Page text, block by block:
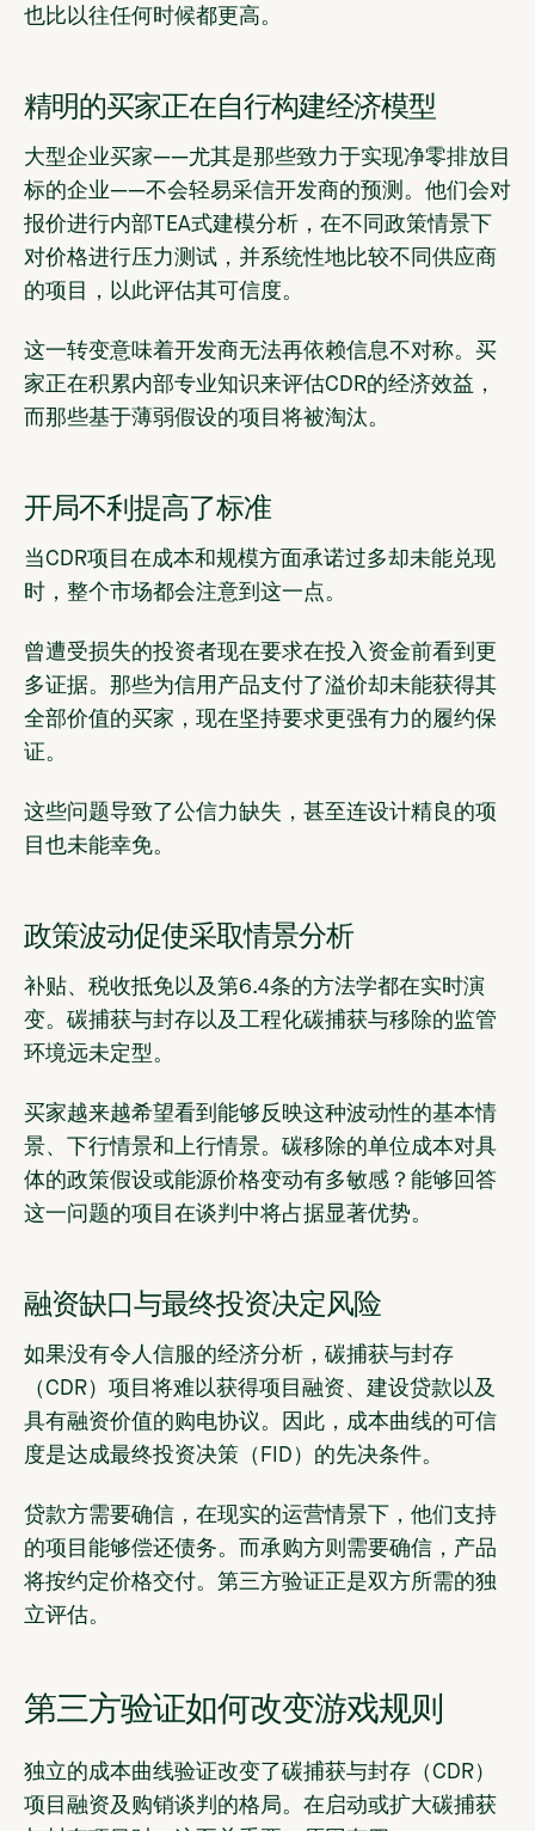
也比以往任何时候都更高。
精明的买家正在自行构建经济模型
大型企业买家——尤其是那些致力于实现净零排放目
标的企业——不会轻易采信开发商的预测。他们会对
报价进行内部TEA式建模分析，在不同政策情景下
对价格进行压力测试，并系统性地比较不同供应商
的项目，以此评估其可信度。
这一转变意味着开发商无法再依赖信息不对称。买
家正在积累内部专业知识来评估CDR的经济效益，
而那些基于薄弱假设的项目将被淘汰。
开局不利提高了标准
当CDR项目在成本和规模方面承诺过多却未能兑现
时，整个市场都会注意到这一点。
曾遭受损失的投资者现在要求在投入资金前看到更
多证据。那些为信用产品支付了溢价却未能获得其
全部价值的买家，现在坚持要求更强有力的履约保
证。
这些问题导致了公信力缺失，甚至连设计精良的项
目也未能幸免。
政策波动促使采取情景分析
补贴、税收抵免以及第6.4条的方法学都在实时演
变。碳捕获与封存以及工程化碳捕获与移除的监管
环境远未定型。
买家越来越希望看到能够反映这种波动性的基本情
景、下行情景和上行情景。碳移除的单位成本对具
体的政策假设或能源价格变动有多敏感？能够回答
这一问题的项目在谈判中将占据显著优势。
融资缺口与最终投资决定风险
如果没有令人信服的经济分析，碳捕获与封存
（CDR）项目将难以获得项目融资、建设贷款以及
具有融资价值的购电协议。因此，成本曲线的可信
度是达成最终投资决策（FID）的先决条件。
贷款方需要确信，在现实的运营情景下，他们支持
的项目能够偿还债务。而承购方则需要确信，产品
将按约定价格交付。第三方验证正是双方所需的独
立评估。
第三方验证如何改变游戏规则
独立的成本曲线验证改变了碳捕获与封存（CDR）
项目融资及购销谈判的格局。在启动或扩大碳捕获